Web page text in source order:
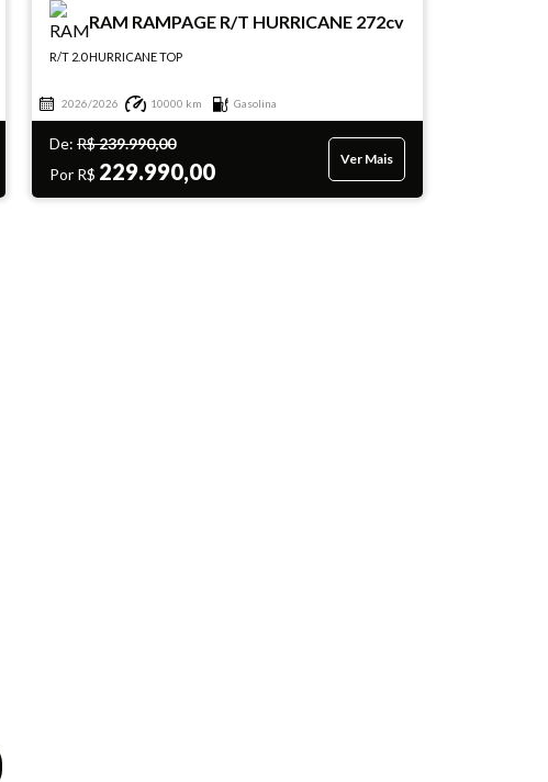
RAM RAMPAGE R/T HURRICANE 272cv
R/T 2.0 HURRICANE TOP
2026/2026 10000 km Gasolina
De: R$239.990,00
Por R$ 229.990,00 Ver Mais